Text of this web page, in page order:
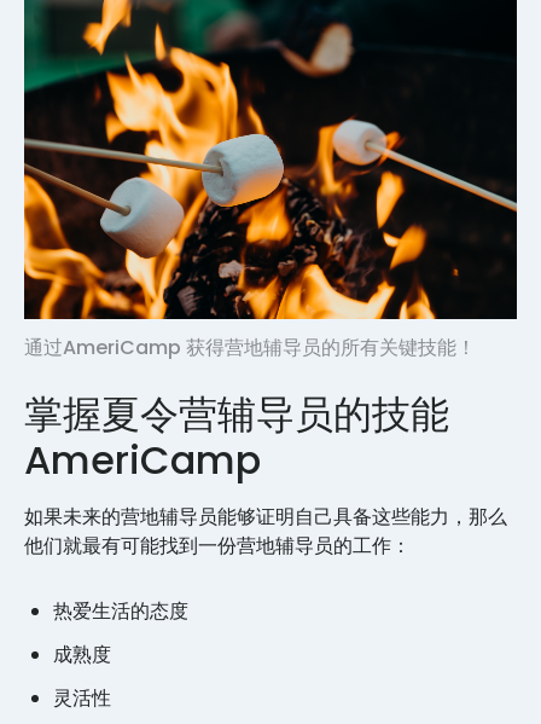
通过AmeriCamp 获得营地辅导员的所有关键技能！
掌握夏令营辅导员的技能
AmeriCamp
如果未来的营地辅导员能够证明自己具备这些能力，那么
他们就最有可能找到一份营地辅导员的工作：
热爱生活的态度
成熟度
灵活性